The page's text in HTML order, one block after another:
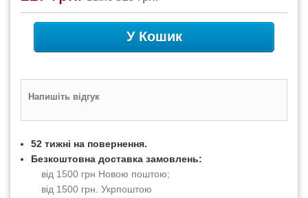
У Кошик
Напишіть відгук
52 тижні на повернення.
Безкоштовна доставка замовлень:
від 1500 грн Новою поштою;
від 1500 грн. Укрпоштою